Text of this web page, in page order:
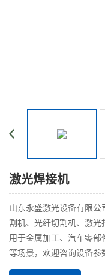
激光焊接机
山东永盛激光设备有限
割机、光纤切割机、激
用于金属加工、汽车零
等场景，欢迎咨询设备参